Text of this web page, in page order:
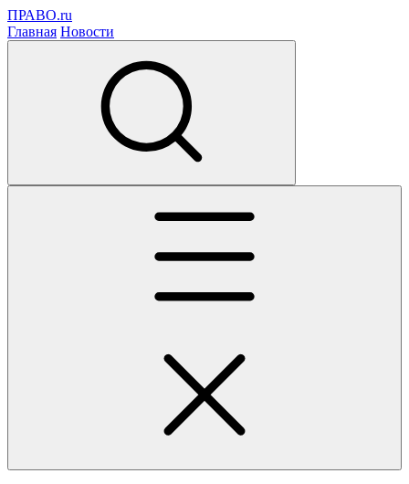
ПРАВО.ru
Главная Новости